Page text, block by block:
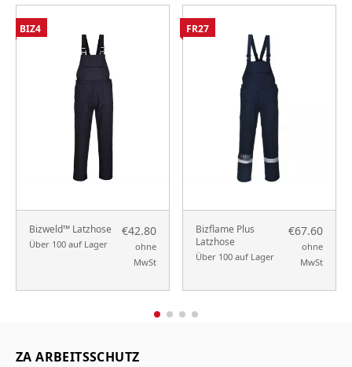
Bizweld™ Latzhose
Über 100 auf Lager
€42.80
ohne
MwSt
BIZ4
Bizflame Plus
Latzhose
Über 100 auf Lager
€67.60
ohne
MwSt
FR27
ZA ARBEITSSCHUTZ